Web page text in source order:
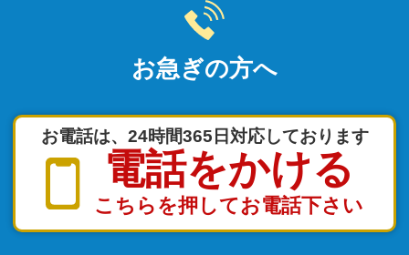
お急ぎの方へ
お電話は、24時間365日対応しております
電話をかける
こちらを押してお電話下さい